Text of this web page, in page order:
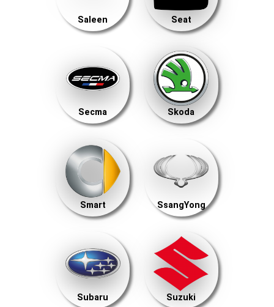
Saleen Seat
Secma Skoda
Smart SsangYong
Subaru Suzuki